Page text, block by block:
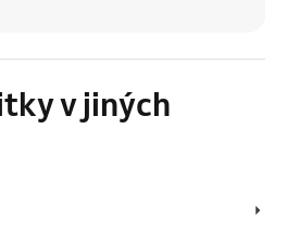
v jiných